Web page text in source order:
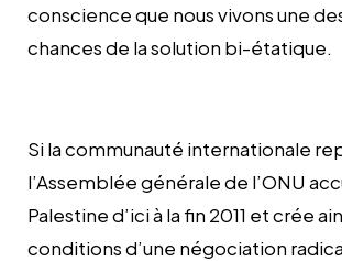
conscience que nous vivons une
chances de la solution bi-étatique.
Si la communauté internationale
l’Assemblée générale de l’ONU
Palestine d’ici à la fin 2011 et crée
conditions d’une négociation